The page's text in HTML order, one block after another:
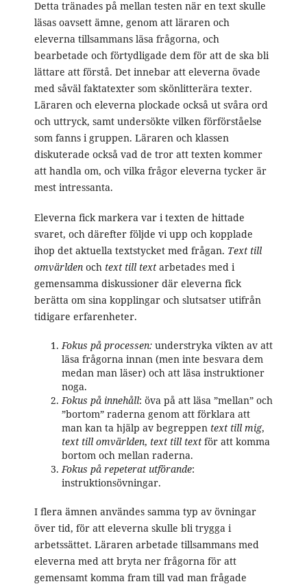
Detta tränades på mellan testen när en text skulle
läsas oavsett ämne, genom att läraren och
eleverna tillsammans läsa frågorna, och
bearbetade och förtydligade dem för att de ska bli
lättare att förstå. Det innebar att eleverna övade
med såväl faktatexter som skönlitterära texter.
Läraren och eleverna plockade också ut svåra ord
och uttryck, samt undersökte vilken förförståelse
som fanns i gruppen. Läraren och klassen
diskuterade också vad de tror att texten kommer
att handla om, och vilka frågor eleverna tycker är
mest intressanta.
Eleverna fick markera var i texten de hittade
svaret, och därefter följde vi upp och kopplade
ihop det aktuella textstycket med frågan. Text till
omvärlden ochtext till textarbetades med i
gemensamma diskussioner där eleverna fick
berätta om sina kopplingar och slutsatser utifrån
tidigare erfarenheter.
Fokus på processen:understryka vikten av att
läsa frågorna innan (men inte besvara dem
medan man läser) och att läsa instruktioner
noga.
Fokus på innehåll: öva på att läsa ”mellan” och
”bortom” raderna genom att förklara att
man kan ta hjälp av begreppen text till mig,
text till omvärlden, text till textför att komma
bortom och mellan raderna.
Fokus på repeterat utförande:
instruktionsövningar.
I flera ämnen användes samma typ av övningar
över tid, för att eleverna skulle bli trygga i
arbetssättet. Läraren arbetade tillsammans med
eleverna med att bryta ner frågorna för att
gemensamt komma fram till vad man frågade